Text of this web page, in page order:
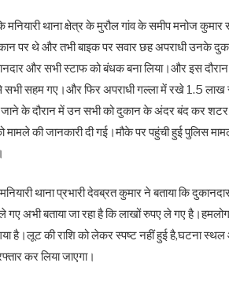
मनियारी थाना क्षेत्र के मुरौल गांव के समीप मनोज
पर थे और तभी बाइक पर सवार छह अपराधी उनके
और सभी स्टाफ को बंधक बना लिया।और इस दौरान
सभी सहम गए।और फिर अपराधी गल्ला में रखे 1.5
के दौरान में उन सभी को दुकान के अंदर बंद कर शटर
को मामले की जानकारी दी गई।मौके पर पहुंची हुई
थाना प्रभारी देवब्रत कुमार ने बताया कि
गए अभी बताया जा रहा है कि लाखों रुपए ले गए
है।लूट की राशि को लेकर स्पष्ट नहीं हुई है,घटना
कर लिया जाएगा।